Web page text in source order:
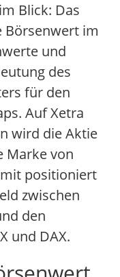
Blick: Das
Börsenwert im
und
des
für den
Auf Xetra
wird die Aktie
Marke von
positioniert
zwischen
den
und DAX.